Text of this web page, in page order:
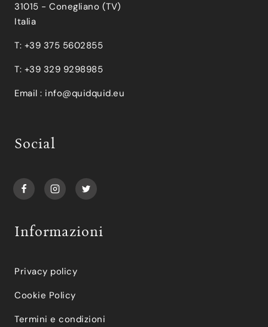
31015 - Conegliano (TV)
Italia
T: +39 375 5602855
T: +39 329 9298985
Email : info@quidquid.eu
Social
Informazioni
Privacy policy
Cookie Policy
Termini e condizioni